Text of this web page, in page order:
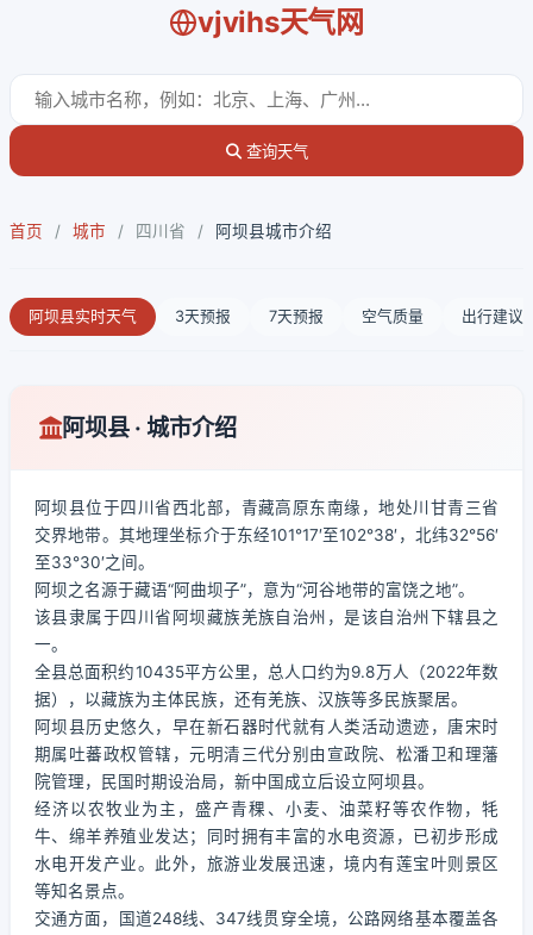
vjvihs天气网
查询天气
首页 / 城市 / 四川省 / 阿坝县城市介绍
阿坝县实时天气 3天预报 7天预报 空气质量 出行建议
阿坝县 · 城市介绍
阿坝县位于四川省西北部，青藏高原东南缘，地处川甘青三省
交界地带。其地理坐标介于东经101°17′至102°38′，北纬32°56′
至33°30′之间。
阿坝之名源于藏语“阿曲坝子”，意为“河谷地带的富饶之地”。
该县隶属于四川省阿坝藏族羌族自治州，是该自治州下辖县之
一。
全县总面积约10435平方公里，总人口约为9.8万人（2022年数
据），以藏族为主体民族，还有羌族、汉族等多民族聚居。
阿坝县历史悠久，早在新石器时代就有人类活动遗迹，唐宋时
期属吐蕃政权管辖，元明清三代分别由宣政院、松潘卫和理藩
院管理，民国时期设治局，新中国成立后设立阿坝县。
经济以农牧业为主，盛产青稞、小麦、油菜籽等农作物，牦
牛、绵羊养殖业发达；同时拥有丰富的水电资源，已初步形成
水电开发产业。此外，旅游业发展迅速，境内有莲宝叶则景区
等知名景点。
交通方面，国道248线、347线贯穿全境，公路网络基本覆盖各